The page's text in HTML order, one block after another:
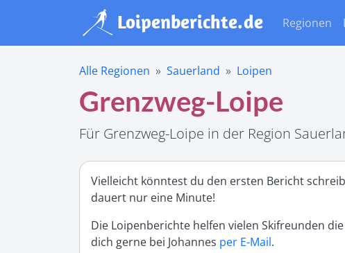
Regionen
Alle Regionen Sauerland Loipen
Grenzweg-Loipe
Für Grenzweg-Loipe in der Region
Vielleicht könntest du den ersten Bericht
dauert nur eine Minute!
Die Loipenberichte helfen vielen Skifreunden
dich gerne bei Johannes per E-Mail.